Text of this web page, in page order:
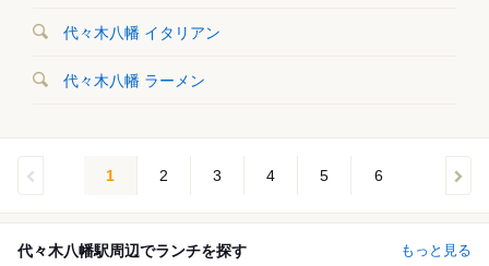
代々木八幡 イタリアン
代々木八幡 ラーメン
1 2 3 4 5 6
代々木八幡駅周辺でランチを探す もっと見る